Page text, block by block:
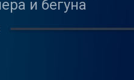
и бегуна